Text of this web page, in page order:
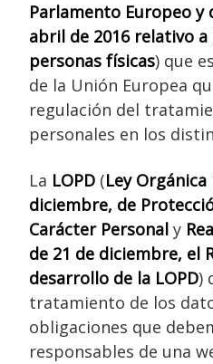
Parlamento Europeo y
abril de 2016 relativo
personas físicas) que
de la Unión Europea
regulación del
personales en los
La LOPD (Ley Orgánica
diciembre, de
Carácter Personal y
de 21 de diciembre, el
desarrollo de la LOPD)
tratamiento de los
obligaciones que
responsables de una